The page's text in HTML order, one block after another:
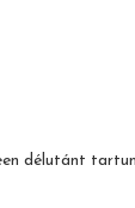
délutánt